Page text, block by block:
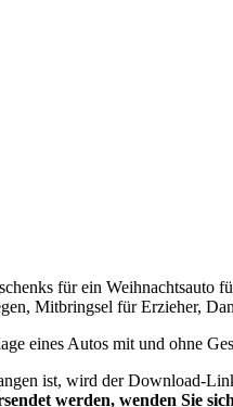
für ein Weihnachtsauto
Mitbringsel für Erzieher,
eines Autos mit und ohne
ist, wird der Download-
werden, wenden Sie